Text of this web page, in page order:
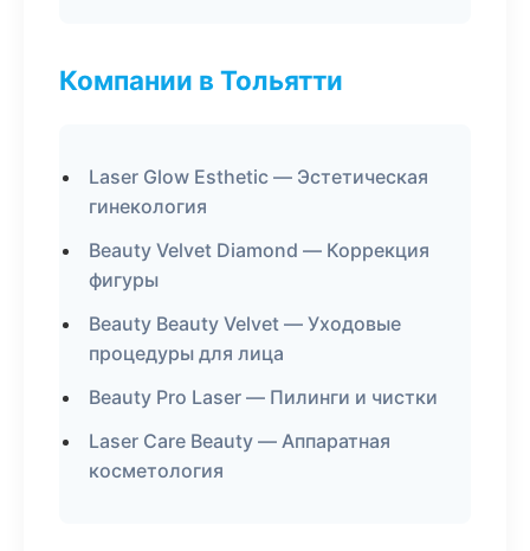
Компании в Тольятти
Laser Glow Esthetic — Эстетическая
гинекология
Beauty Velvet Diamond — Коррекция
фигуры
Beauty Beauty Velvet — Уходовые
процедуры для лица
Beauty Pro Laser — Пилинги и чистки
Laser Care Beauty — Аппаратная
косметология